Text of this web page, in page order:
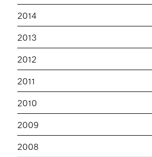
2014
2013
2012
2011
2010
2009
2008